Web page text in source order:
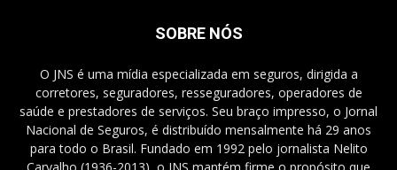
SOBRE NÓS
O JNS é uma mídia especializada em seguros, dirigida a
corretores, seguradores, resseguradores, operadores de
saúde e prestadores de serviços. Seu braço impresso, o Jornal
Nacional de Seguros, é distribuído mensalmente há 29 anos
para todo o Brasil. Fundado em 1992 pelo jornalista Nelito